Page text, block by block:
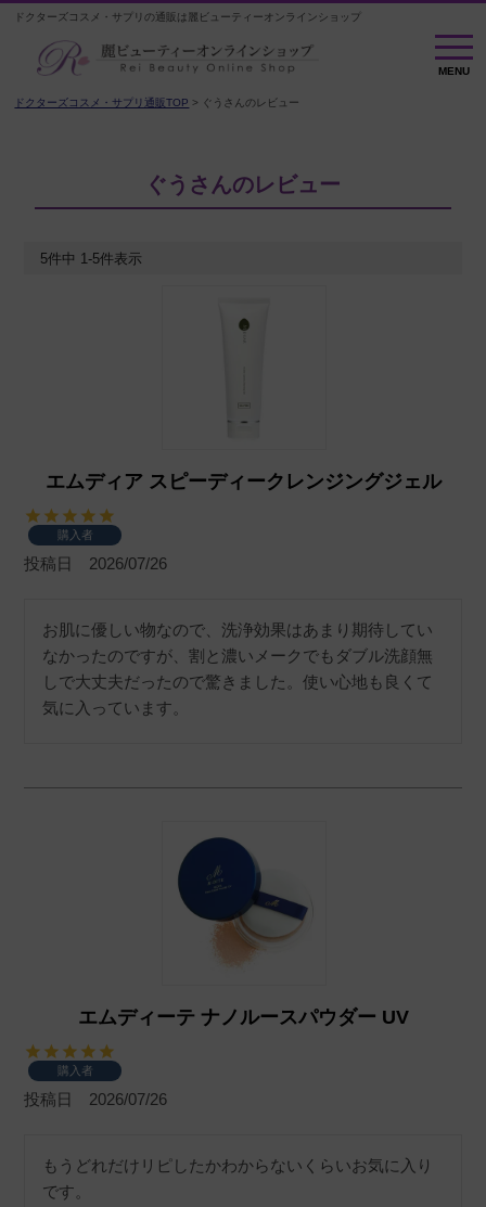
ドクターズコスメ・サプリの通販は麗ビューティーオンラインショップ
MENU
MENU
ドクターズコスメ・サプリ通販TOP ぐうさんのレビュー
ぐうさんのレビュー
5件中 1-5件表示
エムディア スピーディークレンジングジェル
購入者
投稿日 2026/07/26
お肌に優しい物なので、洗浄効果はあまり期待してい
なかったのですが、割と濃いメークでもダブル洗顔無
しで大丈夫だったので驚きました。使い心地も良くて
気に入っています。
エムディーテ ナノルースパウダー UV
購入者
投稿日 2026/07/26
もうどれだけリピしたかわからないくらいお気に入り
です。